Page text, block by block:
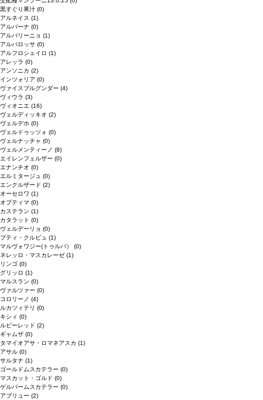
黒すぐり果汁 (0)
アルネイス (1)
アルバーナ (0)
アルバリーニョ (1)
アルバロッサ (0)
アルフロシェイロ (1)
アレッラ (0)
アンソニカ (2)
インツォリア (0)
ヴァイスブルグンダー (4)
ヴィウラ (3)
ヴィオニエ (16)
ヴェルディッキオ (2)
ヴェルデホ (0)
ヴェルドゥッツォ (0)
ヴェルナッチャ (0)
ヴェルメンティーノ (8)
エイレンフェルザー (0)
エナンチオ (0)
エルミタージュ (0)
エンクルザード (2)
オーセロワ (1)
オプティマ (0)
カステラン (1)
カタラット (0)
ヴェルデーリョ (0)
プティ・クルビュ (1)
マルヴォワジー(トゥルバ） (0)
ネレッロ・マスカレーゼ (1)
リンゴ (0)
グリッロ (1)
マルスラン (0)
ヴァルツァー (0)
コロリーノ (4)
ルカツィテリ (0)
キシィ (0)
ルビーレッド (2)
ギャムザ (0)
タマイオアサ・ロマネアスカ (1)
アサル (0)
サルタナ (1)
ゴールドムスカテラー (0)
マスカット・ゴルド (0)
ゲルバームスカテラー (0)
アブリュー (2)